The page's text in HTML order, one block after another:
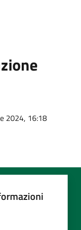
2024, 16:18